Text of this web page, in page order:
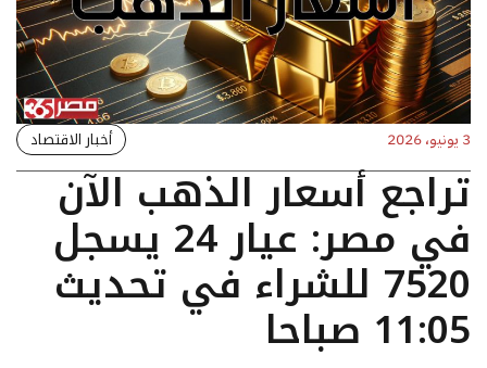
3 يونيو، 2026 أخبار الاقتصاد
تراجع أسعار الذهب الآن
في مصر: عيار 24 يسجل
7520 للشراء في تحديث
11:05 صباحا